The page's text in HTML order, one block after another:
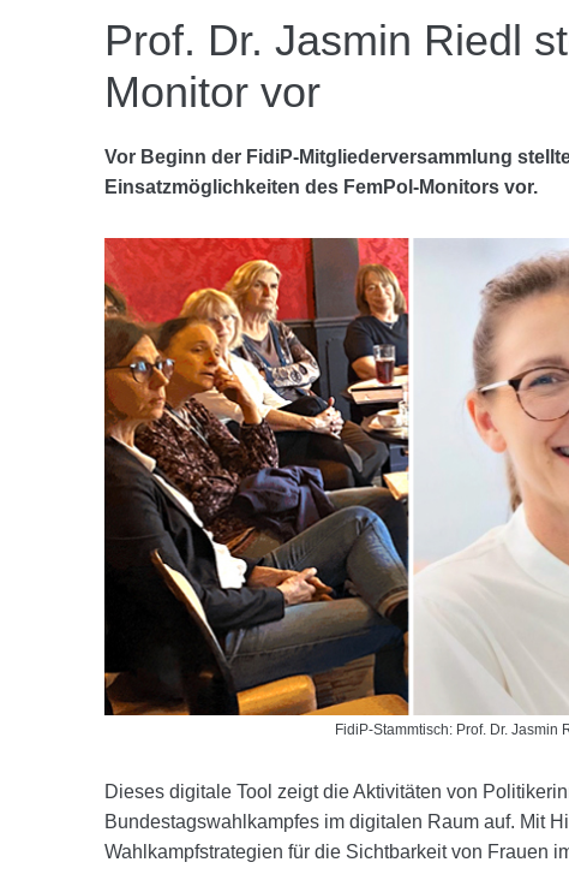
Prof. Dr. Jasmin Riedl
Monitor vor
Vor Beginn der FidiP-Mitgliederversammlung
Einsatzmöglichkeiten des FemPol-Monitors vor.
FidiP-Stammtisch: Prof. Dr. Jasmin
Dieses digitale Tool zeigt die Aktivitäten von
Bundestagswahlkampfes im digitalen Raum auf. Mit
Wahlkampfstrategien für die Sichtbarkeit von Frauen